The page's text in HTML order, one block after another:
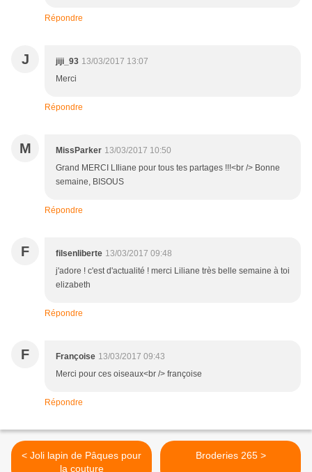
Répondre
J jiji_93 13/03/2017 13:07
Merci
Répondre
M MissParker 13/03/2017 10:50
Grand MERCI LIliane pour tous tes partages !!!<br /> Bonne
semaine, BISOUS
Répondre
F filsenliberte 13/03/2017 09:48
j'adore ! c'est d'actualité ! merci Liliane très belle semaine à toi
elizabeth
Répondre
F Françoise 13/03/2017 09:43
Merci pour ces oiseaux<br /> françoise
Répondre
< Joli lapin de Pâques pour
la couture
Broderies 265 >